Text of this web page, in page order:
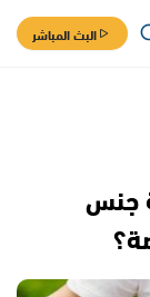
البث المباشر
جنس